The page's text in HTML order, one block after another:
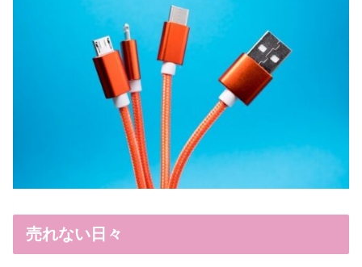
売れない日々